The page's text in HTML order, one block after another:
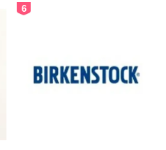
6